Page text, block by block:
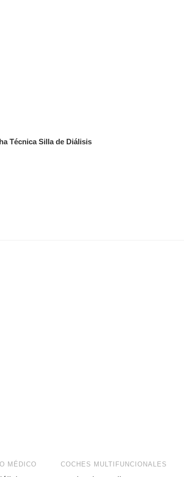
Técnica Silla de Diálisis
MÉDICO COCHES MULTIFUNCIONALES